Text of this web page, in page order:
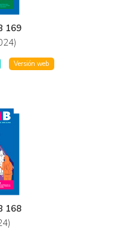
169
Versión web
168